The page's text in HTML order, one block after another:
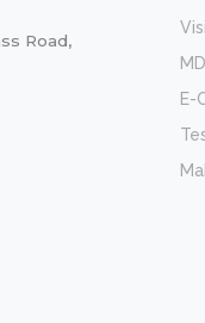
Road,
E-